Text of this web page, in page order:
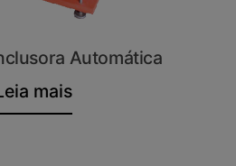
Automática
mais